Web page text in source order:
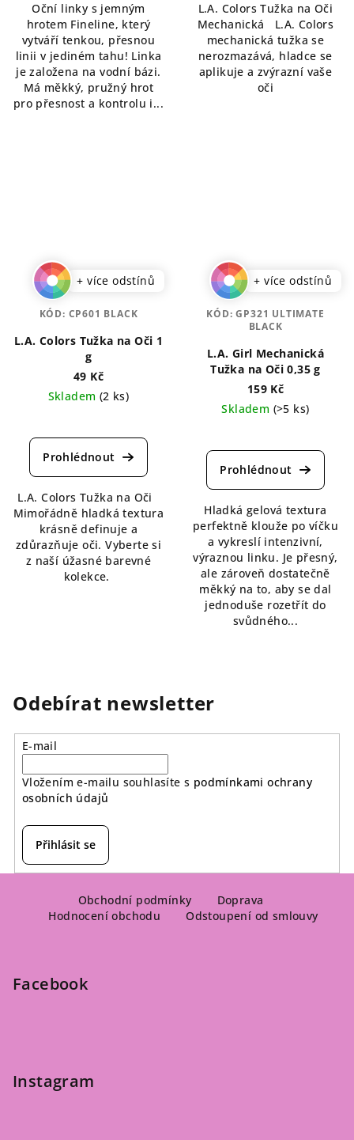
z
5
hvězdiček.
Oční linky s jemným
hrotem Fineline, který
vytváří tenkou, přesnou
linii v jediném tahu! Linka
je založena na vodní bázi.
Má měkký, pružný hrot
pro přesnost a kontrolu i...
z
hvězdiček.
L.A. Colors Tužka na Oči
Mechanická L.A. Colors
mechanická tužka se
nerozmazává, hladce se
aplikuje a zvýrazní vaše
oči
+ více odstínů
L.A. Colors Tužka na Oči 1
g
49 Kč
Skladem (2 ks)
hodnocení
produktu
z
5
hvězdiček.
L.A. Colors Tužka na Oči
Mimořádně hladká textura
krásně definuje a
zdůrazňuje oči. Vyberte si
z naší úžasné barevné
kolekce.
KÓD: CP601 BLACK
+ více odstínů
L.A. Girl Mechanická
Tužka na Oči 0,35 g
159 Kč
Skladem (>5 ks)
hodnocení
produktu
z
5
hvězdiček.
Hladká gelová textura
perfektně klouže po víčku
a vykreslí intenzivní,
výraznou linku. Je přesný,
ale zároveň dostatečně
měkký na to, aby se dal
jednoduše rozetřít do
svůdného...
KÓD:GP321 ULTIMATE
BLACK
Odebírat newsletter
E-mail
Vložením e-mailu souhlasíte s podmínkami ochrany
osobních údajů
Přihlásit se
Obchodní podmínky
Doprava
Hodnocení obchodu
Odstoupení od smlouvy
Facebook
Instagram